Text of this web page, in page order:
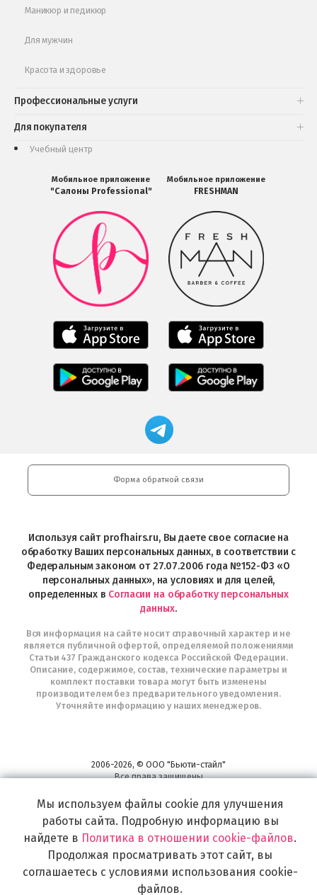
Маникюр и педикюр
Для мужчин
Красота и здоровье
Профессиональные услуги
Для покупателя
Учебный центр
Мобильное приложение
"Салоны Professional"
Мобильное
приложение
Салоны
Professional
загрузить
в
Google
Мобильное
приложение
Professional
загрузить
Мобильное
приложение
Professional
загрузить
Play
Мобильное приложение
FRESHMAN
Мобильное
приложение
FRESHMAN
в
Google
Play
Мобильное
приложение
загрузить
в
Мобильное
приложение
Магазин
профессиональной
Professional
и
Интернет-
Telegram
Форма обратной связи
Используя сайт profhairs.ru, Вы даете свое согласие на
обработку Ваших персональных данных, в соответствии с
Федеральным законом от 27.07.2006 года №152-ФЗ «О
персональных данных», на условиях и для целей,
определенных в Согласии на обработку персональных
данных.
Вся информация на сайте носит справочный характер и не
является публичной офертой, определяемой положениями
Статьи 437 Гражданского кодекса Российской Федерации.
Описание, содержимое, состав, технические параметры и
комплект поставки товара могут быть изменены
производителем без предварительного уведомления.
Уточняйте информацию у наших менеджеров.
2006-2026, © ООО "Бьюти-стайл"
Все права защищены
Широкий выбор инструментов, аксессуаров и принадлежностей для
воплощения
самых изысканных и необычных идей по созданию Вашего образа и стиля.
Мы используем файлы cookie для улучшения
работы сайта. Подробную информацию вы
найдете в Политика в отношении cookie-файлов.
Продолжая просматривать этот сайт, вы
соглашаетесь с условиями использования cookie-
файлов.